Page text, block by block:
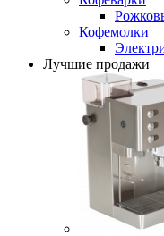
Кофемолки
Лучшие продажи